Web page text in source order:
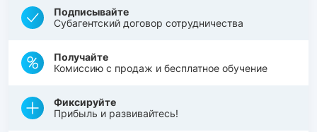
Подписывайте
Субагентский договор сотрудничества
Получайте
Комиссию с продаж и бесплатное обучение
Фиксируйте
Прибыль и развивайтесь!